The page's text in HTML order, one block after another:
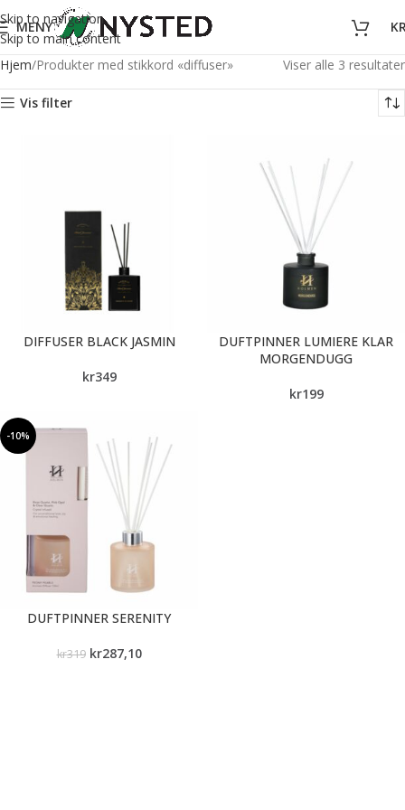
Skip to navigation
Skip to main content
MENY
Hjem Produkter med stikkord «diffuser» Viser alle 3 resultater
Vis filter
DIFFUSER BLACK JASMIN
kr349
DUFTPINNER LUMIERE KLAR
MORGENDUGG
kr199
-10%
DUFTPINNER SERENITY
kr319 kr287,10